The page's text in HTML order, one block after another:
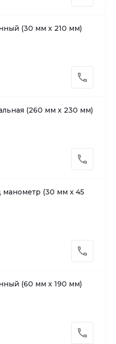
(30 мм х 210 мм)
(260 мм х 230 мм)
(30 мм х 45
(60 мм х 190 мм)